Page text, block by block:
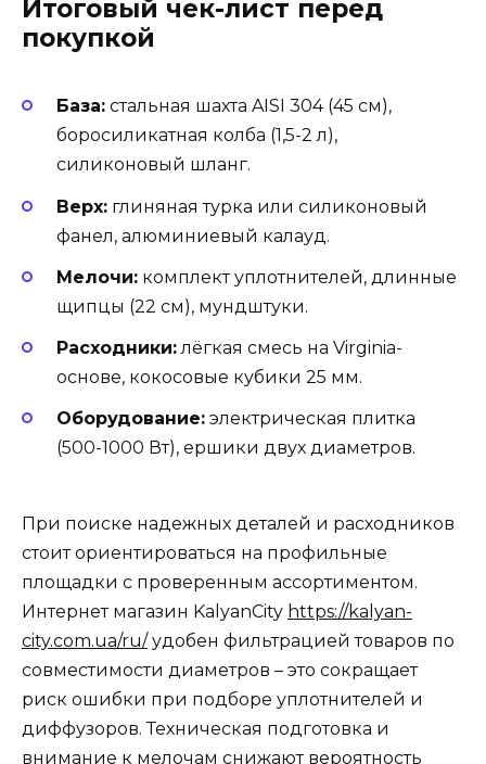
Итоговый чек-лист перед
покупкой
База: стальная шахта AISI 304 (45 см),
боросиликатная колба (1,5-2 л),
силиконовый шланг.
Верх: глиняная турка или силиконовый
фанел, алюминиевый калауд.
Мелочи: комплект уплотнителей, длинные
щипцы (22 см), мундштуки.
Расходники:лёгкая смесь на Virginia-
основе, кокосовые кубики 25 мм.
Оборудование: электрическая плитка
(500-1000 Вт), ершики двух диаметров.
При поиске надежных деталей и расходников
стоит ориентироваться на профильные
площадки с проверенным ассортиментом.
Интернет магазин KalyanCity https://kalyan-
city.com.ua/ru/удобен фильтрацией товаров по
совместимости диаметров – это сокращает
риск ошибки при подборе уплотнителей и
диффузоров. Техническая подготовка и
внимание к мелочам снижают вероятность